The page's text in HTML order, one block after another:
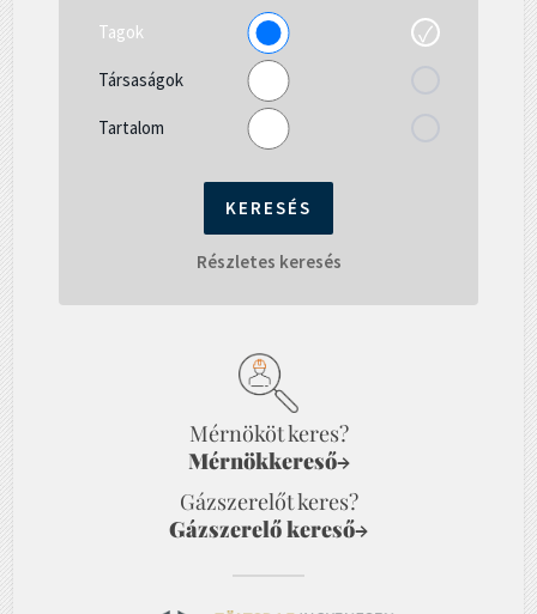
Tagok
Társaságok
Tartalom
Részletes keresés
Mérnököt keres?
Mérnökkereső→
Gázszerelőt keres?
Gázszerelő kereső→